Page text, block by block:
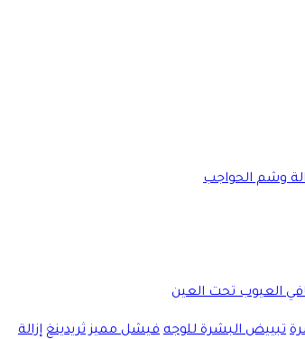
وشم الحواجب
العيوب تحت العين
تبييض البشرة للوجه فيشل مميز ثريدينغ إزالة